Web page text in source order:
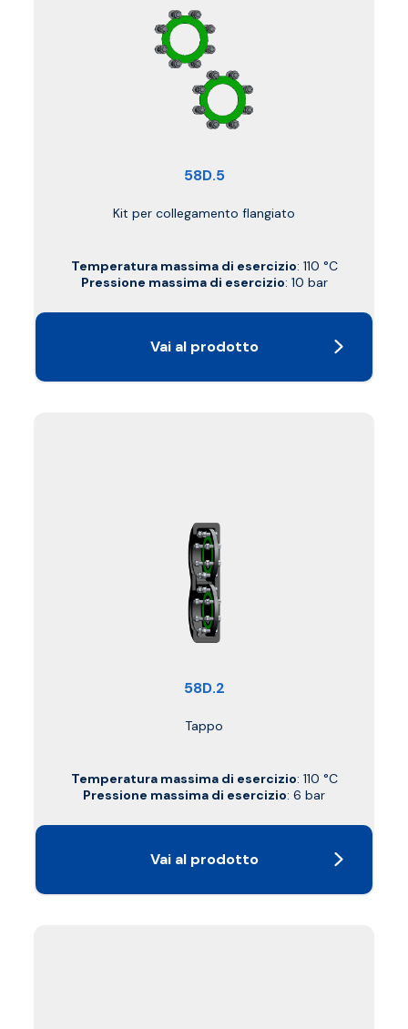
58D.5
Kit per collegamento flangiato
Temperatura massima di esercizio: 110 °C
Pressione massima di esercizio: 10 bar
Vai al prodotto
58D.2
Tappo
Temperatura massima di esercizio: 110 °C
Pressione massima di esercizio: 6 bar
Vai al prodotto